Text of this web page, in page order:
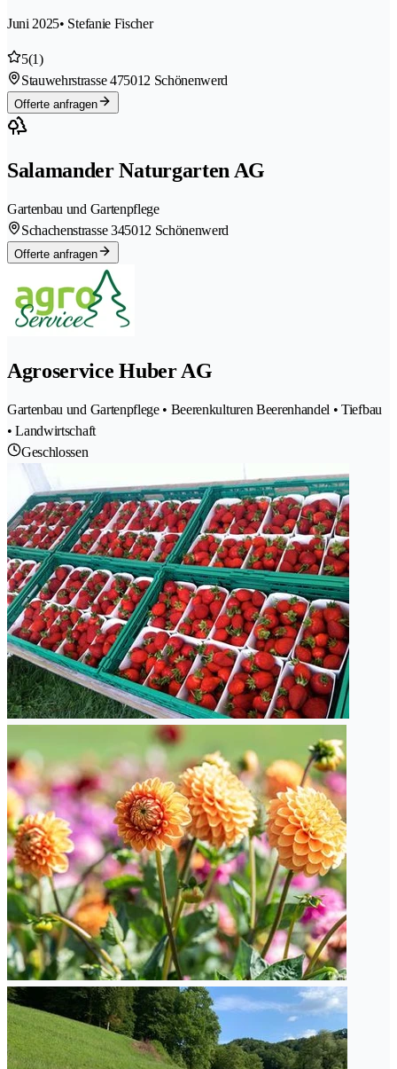
Juni 2025• Stefanie Fischer
5(1)
Stauwehrstrasse 475012 Schönenwerd
Offerte anfragen
Salamander Naturgarten AG
Gartenbau und Gartenpflege
Schachenstrasse 345012 Schönenwerd
Offerte anfragen
Agroservice Huber AG
Gartenbau und Gartenpflege • Beerenkulturen Beerenhandel • Tiefbau
• Landwirtschaft
Geschlossen